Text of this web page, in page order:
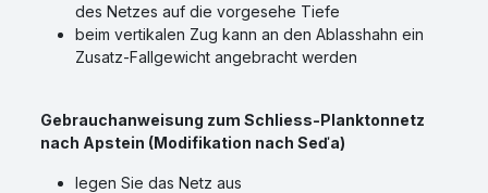
des Netzes auf die vorgesehe Tiefe
beim vertikalen Zug kann an den Ablasshahn ein
Zusatz-Fallgewicht angebracht werden
Gebrauchanweisung zum Schliess-Planktonnetz
nach Apstein (Modifikation nach Seďa)
legen Sie das Netz aus